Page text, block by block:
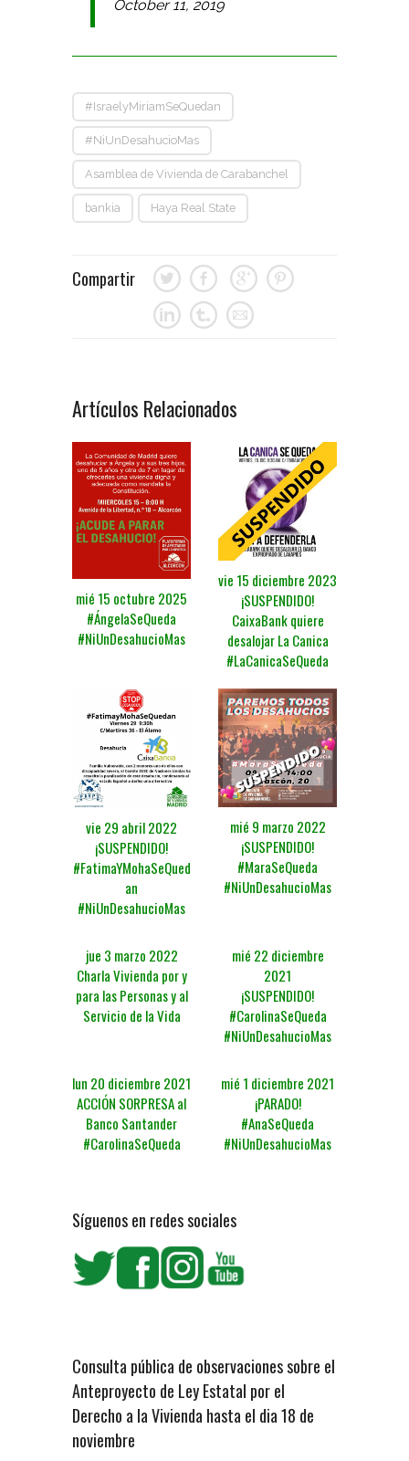
October 11, 2019
#IsraelyMiriamSeQuedan
#NiUnDesahucioMas
Asamblea de Vivienda de Carabanchel
bankia Haya Real State
Compartir
Artículos Relacionados
mié 15 octubre 2025
#ÁngelaSeQueda
#NiUnDesahucioMas
vie 15 diciembre 2023
¡SUSPENDIDO!
CaixaBank quiere
desalojar La Canica
#LaCanicaSeQueda
vie 29 abril 2022
¡SUSPENDIDO!
#FatimaYMohaSeQued
an
#NiUnDesahucioMas
mié 9 marzo 2022
¡SUSPENDIDO!
#MaraSeQueda
#NiUnDesahucioMas
jue 3 marzo 2022
Charla Vivienda por y
para las Personas y al
Servicio de la Vida
mié 22 diciembre
2021
¡SUSPENDIDO!
#CarolinaSeQueda
#NiUnDesahucioMas
lun 20 diciembre 2021
ACCIÓN SORPRESA al
Banco Santander
#CarolinaSeQueda
mié 1 diciembre 2021
¡PARADO!
#AnaSeQueda
#NiUnDesahucioMas
Síguenos en redes sociales
Consulta pública de observaciones sobre el
Anteproyecto de Ley Estatal por el
Derecho a la Vivienda hasta el dia 18 de
noviembre